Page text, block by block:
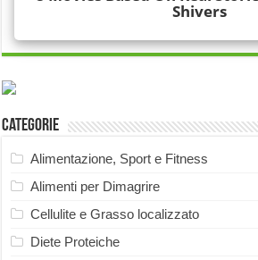
Categorie
Alimentazione, Sport e Fitness
Alimenti per Dimagrire
Cellulite e Grasso localizzato
Diete Proteiche